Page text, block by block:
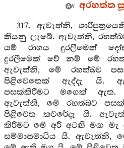
අරහත්ත
317. ඇවැත්නි,
කියනු ලැබේ. ඇවැත්නි,
යම් රාගය දුරලීමෙක්
දුරලීමෙක් වේ නම් මේ
ඇවැත්නි, මේ රහත්බව
පිළිවෙතෙක් ඇද්දැ යි.
පසක්කිරීමට මගෙක් ඇත.
ඇවැත්නි, මේ රහත්බව
පිළිවෙත කවරේදැ යි.
කිරීමට මේ අරී අටඟි මඟ මැ
සම්මාසමාධිය යි. ඇවැත්නි,